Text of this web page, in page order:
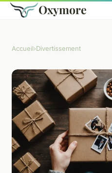
Oxymore
Accueil›Divertissement